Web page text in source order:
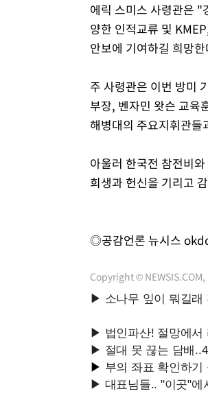
에릭 스미스 사령관은
양한 인적교류 및
안보에 기여하길 희망
주 사령관은 이번 방미
부장, 벤자민 왓슨 교육
해병대의 주요지휘관들
아울러 한국전 참전비
희생과 헌신을 기리고
◎공감언론 뉴시스
Copyright © NEWSIS.COM,